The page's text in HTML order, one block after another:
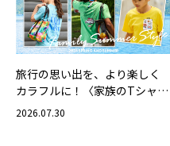
旅行の思い出を、より楽しく
カラフルに！〈家族のTシャツ
スタイリング特集〉
2026.07.30